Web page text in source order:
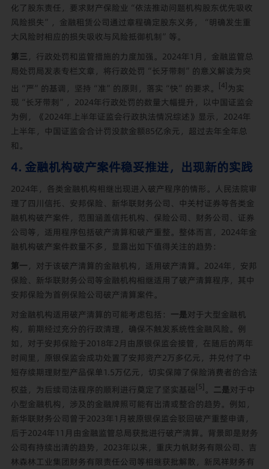
化了股东责任，要求财产保险业“依法推动问题机构股东优先吸收
风险损失”，金融租赁公司通过章程确定股东义务，“明确发生重
大风险时相应的损失吸收与风险抵御机制”等。
第三 ，行政处罚和监管措施的力度加强。2024年1月，金融监管总
局处罚局发表专栏文章，将行政处罚“长牙带刺”的意义解读为突
出“严”的基调，坚持“准”的原则，落实“快”的要求。
[4]为实
现“长牙带刺”，2024年行政处罚的数量大幅提升，以中国证监会
为例，《2024年上半年证监会行政执法情况综述》显示，2024年
上半年，中国证监会合计罚没款金额85亿余元，超过去年全年总
和。
4. 金融机构破产案件稳妥推进，出现新的实践
2024年，各类金融机构相继出现进入破产程序的情形。人民法院审
理了四川信托、安邦保险、新华联财务公司、中关村证券等各类金
融机构破产案件，范围涵盖信托机构、保险公司、财务公司、证券
公司等，适用程序包括破产清算和破产重整。整体而言，2024年金
融机构破产案件数量不多，显露出如下值得关注的趋势：
第一 ，对于该破产清算的金融机构，适用破产清算。2024年，安邦
保险、新华联财务公司等金融机构相继适用了破产清算程序，其中
安邦保险为首例保险公司破产清算案件。
对金融机构适用破产清算的可能考虑包括： 一是对于大型金融机
构，前期经过充分的行政清理，确保不触发系统性金融风险。例
如，对于安邦保险于2018年2月由原银保监会接管，在随后的两年
时间里，原银保监会成功处置了安邦资产2万多亿元，并兑付了中
短存续期理财型产品保单1.5万亿元，切实保障了保险消费者的合法
权益，为后续司法程序的顺利进行奠定了坚实基础[5] 。 二是对于中
小型金融机构，涉及的金融牌照可能有出清或整合的趋势。例如，
新华联财务公司曾于2023年1月被原银保监会驳回破产重整申请，
后于2024年11月由金融监管总局获批进行破产清算。背景即是财务
公司有持续出清的趋势，2023年以来，重庆力帆财务有限公司、吉
林森林工业集团财务有限责任公司等相继获批解散，新凤祥财务有